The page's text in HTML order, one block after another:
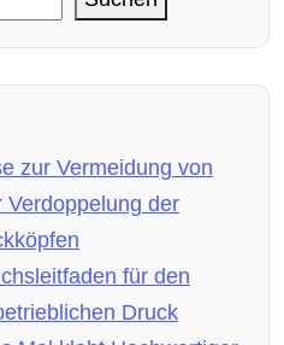
zur Vermeidung von
Verdoppelung der
für den
Druck